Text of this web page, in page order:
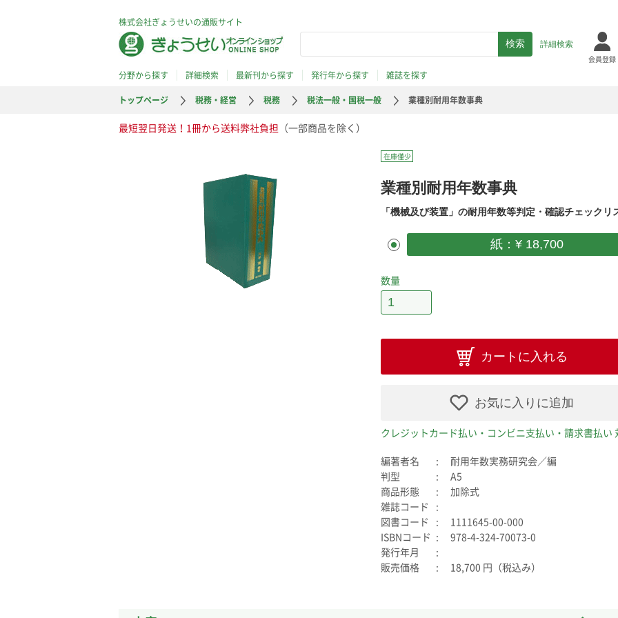
株式会社ぎょうせいの通販サイト
詳細検索
会員登録
分野から探す 詳細検索 最新刊から探す 発行年から探す
雑誌を探す
トップページ
税務・経営 税務 税法一般・国税一般 業種別耐用年数事典
最短翌日発送！1冊から送料弊社負担 （一部商品を除く）
在庫僅少
業種別耐用年数事典
「機械及び装置」の耐用年数等判定・確認チェックリ
紙：¥ 18,700
数量
カートに入れる
お気に入りに追加
クレジットカード払い・コンビニ支払い・請求書払い
編著者名
耐用年数実務研究会／編
判型
A5
商品形態
加除式
雑誌コード
図書コード
1111645-00-000
ISBNコード
978-4-324-70073-0
発行年月
販売価格
18,700 円（税込み）